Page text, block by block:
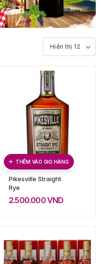
THÊM VÀO GIỎ HÀNG
Pikesville Straight
Rye
2.500.000VND